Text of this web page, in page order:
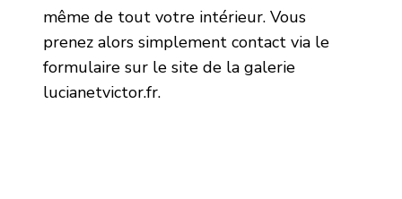
même de tout votre intérieur. Vous
prenez alors simplement contact via le
formulaire sur le site de la galerie
lucianetvictor.fr.